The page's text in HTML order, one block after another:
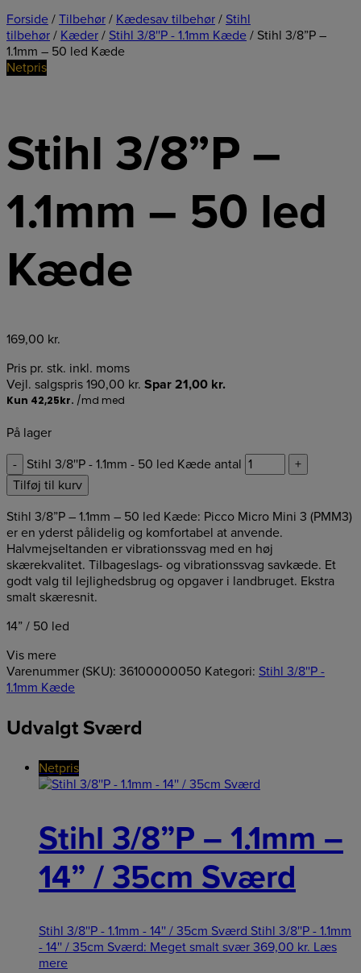
Forside / Tilbehør / Kædesav tilbehør / Stihl
tilbehør / Kæder / Stihl 3/8''P - 1.1mm Kæde / Stihl 3/8”P –
1.1mm – 50 led Kæde
Netpris
Stihl 3/8”P –
1.1mm – 50 led
Kæde
169,00 kr.
Pris pr. stk. inkl. moms
Vejl. salgspris 190,00 kr. Spar 21,00 kr.
På lager
-
Stihl 3/8''P - 1.1mm - 50 led Kæde antal
+
Tilføj til kurv
Stihl 3/8”P – 1.1mm – 50 led Kæde: Picco Micro Mini 3 (PMM3)
er en yderst pålidelig og komfortabel at anvende.
Halvmejseltanden er vibrationssvag med en høj
skærekvalitet. Tilbageslags- og vibrationssvag savkæde. Et
godt valg til lejlighedsbrug og opgaver i landbruget. Ekstra
smalt skæresnit.
14” / 50 led
Vis mere
Varenummer (SKU): 36100000050 Kategori: Stihl 3/8''P -
1.1mm Kæde
Udvalgt Sværd
Netpris
Stihl 3/8”P – 1.1mm –
14” / 35cm Sværd
Stihl 3/8''P - 1.1mm - 14'' / 35cm Sværd Stihl 3/8''P - 1.1mm
- 14'' / 35cm Sværd: Meget smalt svær 369,00 kr. Læs
mere